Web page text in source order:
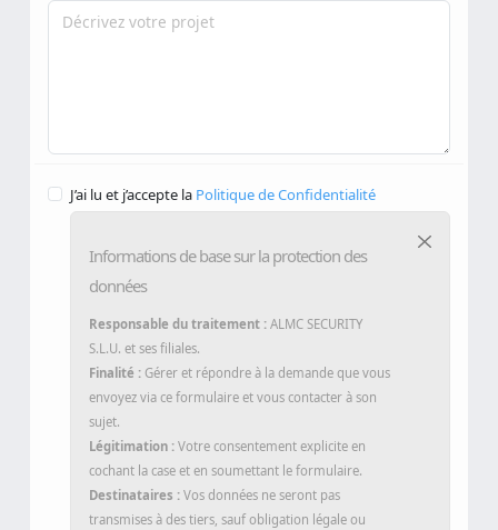
J’ai lu et j’accepte la Politique de Confidentialité
Informations de base sur la protection des
données
Responsable du traitement :ALMC SECURITY
S.L.U. et ses filiales.
Finalité :Gérer et répondre à la demande que vous
envoyez via ce formulaire et vous contacter à son
sujet.
Légitimation :Votre consentement explicite en
cochant la case et en soumettant le formulaire.
Destinataires :Vos données ne seront pas
transmises à des tiers, sauf obligation légale ou